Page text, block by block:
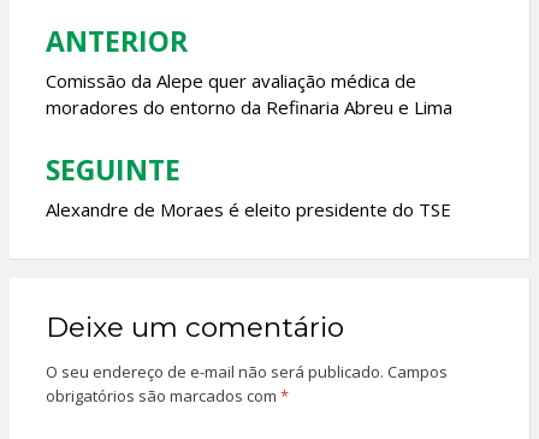
Navegação
de
Post
ANTERIOR
Comissão da Alepe quer avaliação médica de
moradores do entorno da Refinaria Abreu e Lima
SEGUINTE
Alexandre de Moraes é eleito presidente do TSE
Deixe um comentário
O seu endereço de e-mail não será publicado. Campos
obrigatórios são marcados com *